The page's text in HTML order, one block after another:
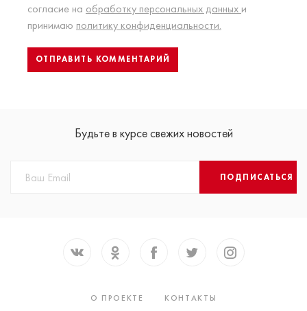
согласие на обработку персональных данных и
принимаю политику конфиденциальности.
Будьте в курсе свежих новостей
ПОДПИСАТЬСЯ
О ПРОЕКТЕ
КОНТАКТЫ